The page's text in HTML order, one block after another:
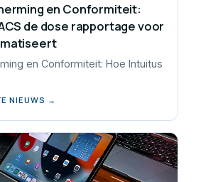
en Conformiteit:
de dose rapportage voor
en Conformiteit: Hoe Intuitus
NIEUWS →